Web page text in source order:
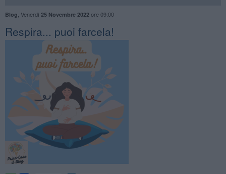
Blog Venerdì 25 Novembre 2022ore 09:00
​Respira... puoi farcela!